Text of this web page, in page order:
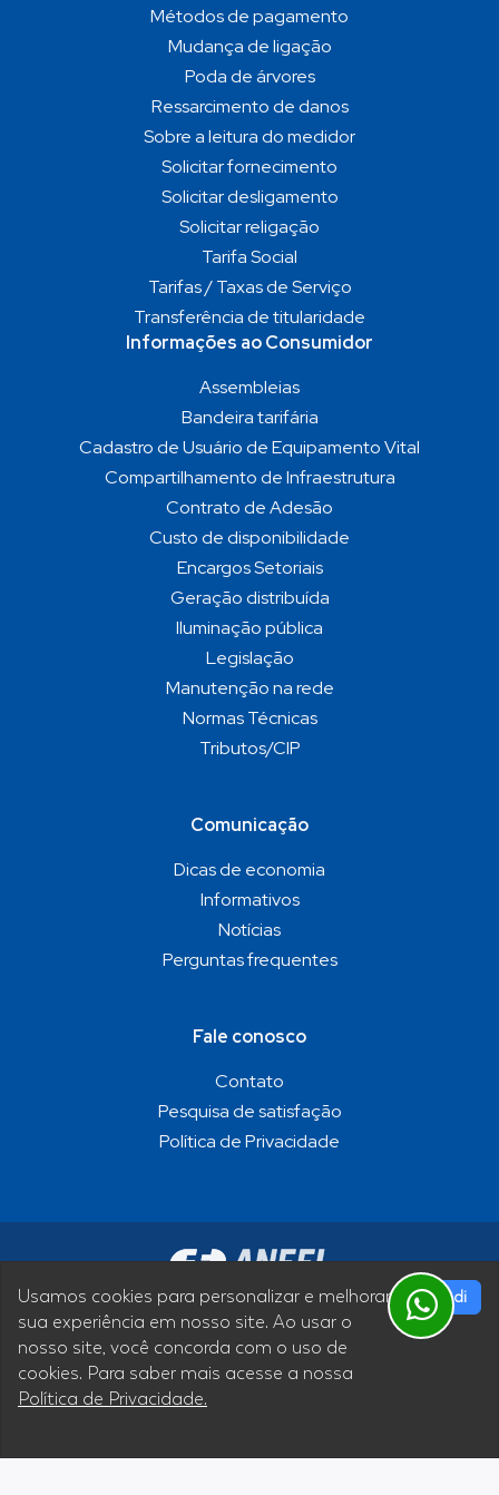
Métodos de pagamento
Mudança de ligação
Poda de árvores
Ressarcimento de danos
Sobre a leitura do medidor
Solicitar fornecimento
Solicitar desligamento
Solicitar religação
Tarifa Social
Tarifas / Taxas de Serviço
Transferência de titularidade
Informações ao Consumidor
Assembleias
Bandeira tarifária
Cadastro de Usuário de Equipamento Vital
Compartilhamento de Infraestrutura
Contrato de Adesão
Custo de disponibilidade
Encargos Setoriais
Geração distribuída
Iluminação pública
Legislação
Manutenção na rede
Normas Técnicas
Tributos/CIP
Comunicação
Dicas de economia
Informativos
Notícias
Perguntas frequentes
Fale conosco
Contato
Pesquisa de satisfação
Política de Privacidade
Usamos cookies para personalizar e melhorar
sua experiência em nosso site. Ao usar o
nosso site, você concorda com o uso de
cookies. Para saber mais acesse a nossa
Política de Privacidade.
Entendi
Siga nossas redes sociais
Desenvolvimento Micronec Agência Digital